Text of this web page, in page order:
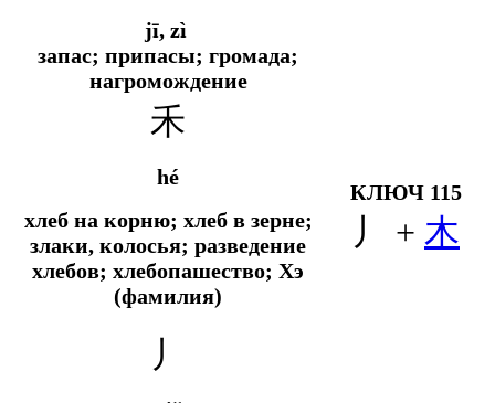
jī, zì
запас; припасы; громада;
нагромождение
禾
hé
хлеб на корню; хлеб в зерне;
злаки, колосья; разведение
хлебов; хлебопашество; Хэ
(фамилия)
КЛЮЧ 115
丿 + 木
丿